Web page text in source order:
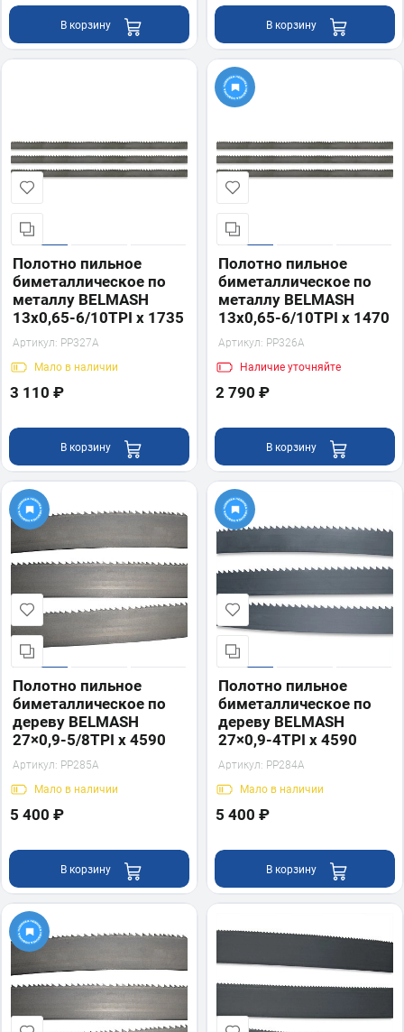
В корзину В корзину
Полотно пильное
биметаллическое по
металлу BELMASH
13x0,65-6/10TPI х 1735
Артикул: PP327A
Мало в наличии
3 110 ₽
В корзину
Полотно пильное
биметаллическое по
металлу BELMASH
13x0,65-6/10TPI х 1470
Артикул: PP326A
Наличие уточняйте
2 790 ₽
В корзину
Полотно пильное
биметаллическое по
дереву BELMASH
27×0,9-5/8TPI x 4590
Артикул: PP285A
Мало в наличии
5 400 ₽
В корзину
Полотно пильное
биметаллическое по
дереву BELMASH
27×0,9-4TPI x 4590
Артикул: PP284A
Мало в наличии
5 400 ₽
В корзину